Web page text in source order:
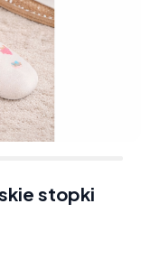
stopki